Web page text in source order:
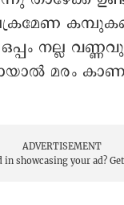
ഒപ്പം നല്ല
മരം
ADVERTISEMENT
in showcasing your ad?